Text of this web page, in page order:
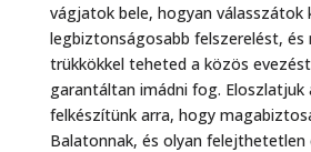
vágjatok bele, hogyan válasszátok
legbiztonságosabb felszerelést, és
trükkökkel teheted a közös
garantáltan imádni fog. Eloszlatjuk
felkészítünk arra, hogy
Balatonnak, és olyan felejthetetlen